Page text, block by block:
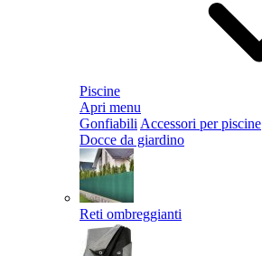
Piscine
Apri menu
Gonfiabili Accessori per piscine
Docce da giardino
Reti ombreggianti